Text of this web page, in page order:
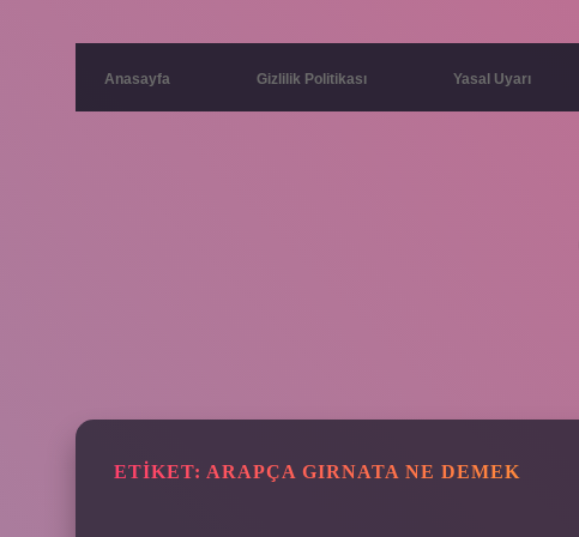
Anasayfa Gizlilik Politikası Yasal Uyarı
ETIKET: ARAPÇA GIRNATA NE DEMEK